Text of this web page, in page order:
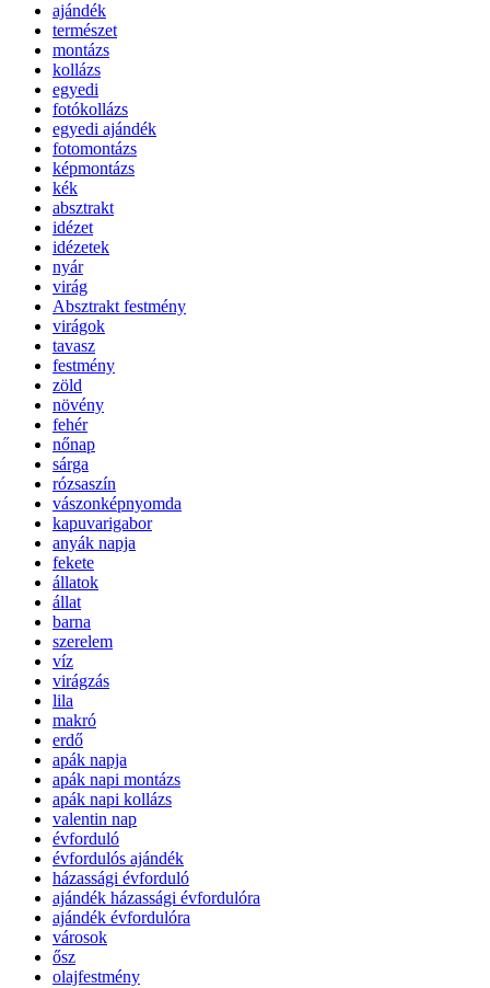
ajándék
természet
montázs
kollázs
egyedi
fotókollázs
egyedi ajándék
fotomontázs
képmontázs
kék
absztrakt
idézet
idézetek
nyár
virág
Absztrakt festmény
virágok
tavasz
festmény
zöld
növény
fehér
nőnap
sárga
rózsaszín
vászonképnyomda
kapuvarigabor
anyák napja
fekete
állatok
állat
barna
szerelem
víz
virágzás
lila
makró
erdő
apák napja
apák napi montázs
apák napi kollázs
valentin nap
évforduló
évfordulós ajándék
házassági évforduló
ajándék házassági évfordulóra
ajándék évfordulóra
városok
ősz
olajfestmény